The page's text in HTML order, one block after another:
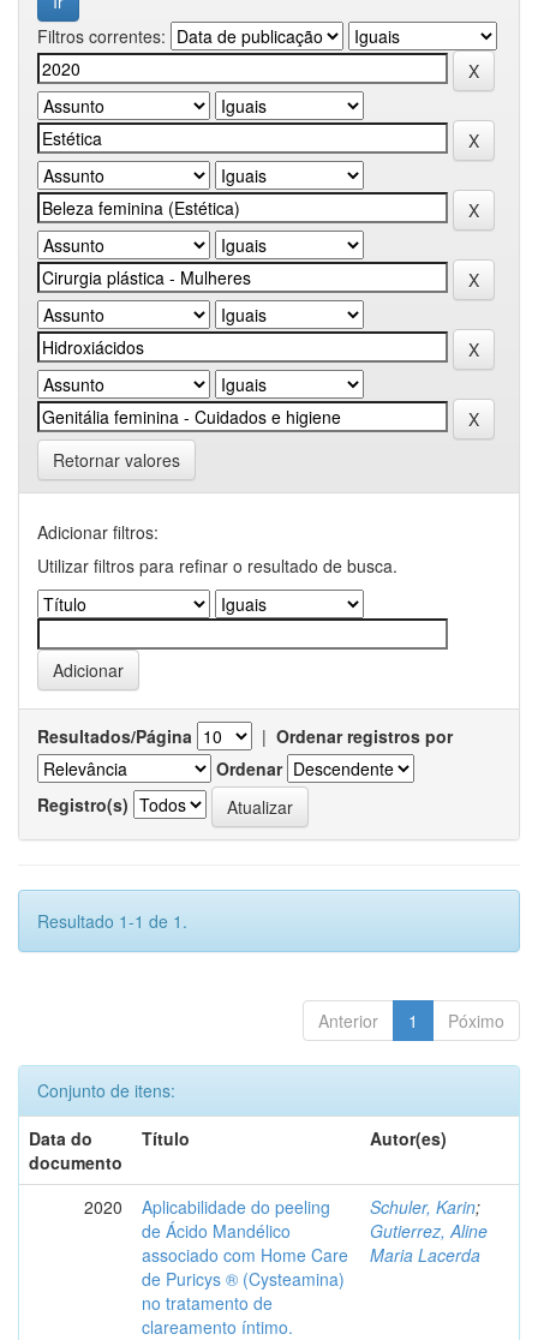
Filtros correntes:
Retornar valores
Adicionar filtros:
Utilizar filtros para refinar o resultado de busca.
Resultados/Página | Ordenar registros por
Ordenar
Registro(s)
Resultado 1-1 de 1.
Anterior 1 Póximo
Conjunto de itens:
Data do
documento
Título Autor(es)
2020
Aplicabilidade do peeling
de Ácido Mandélico
associado com Home Care
de Puricys ® (Cysteamina)
no tratamento de
clareamento íntimo.
Schuler, Karin;
Gutierrez, Aline
Maria Lacerda